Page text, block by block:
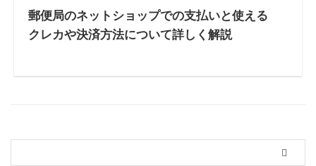
郵便局のネットショップでの支払いと使える
クレカや決済方法について詳しく解説